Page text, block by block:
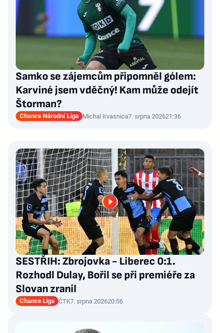
Samko se zájemcům připomněl gólem:
Karviné jsem vděčný! Kam může odejít
Štorman?
Chance Národní Liga Michal Kvasnica7. srpna 202621:36
SESTŘIH: Zbrojovka - Liberec 0:1.
Rozhodl Dulay, Bořil se při premiéře za
Slovan zranil
Chance Liga ČTK7. srpna 202620:56